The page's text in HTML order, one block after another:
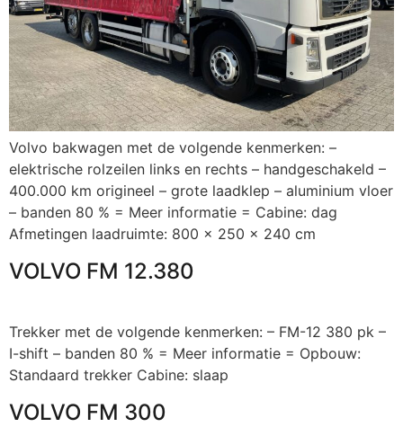
Volvo bakwagen met de volgende kenmerken: –
elektrische rolzeilen links en rechts – handgeschakeld –
400.000 km origineel – grote laadklep – aluminium vloer
– banden 80 % = Meer informatie = Cabine: dag
Afmetingen laadruimte: 800 x 250 x 240 cm
VOLVO FM 12.380
Trekker met de volgende kenmerken: – FM-12 380 pk –
I-shift – banden 80 % = Meer informatie = Opbouw:
Standaard trekker Cabine: slaap
VOLVO FM 300